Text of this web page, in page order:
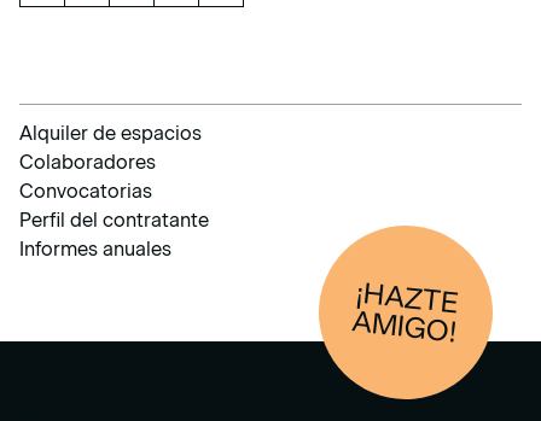
Alquiler de espacios
Colaboradores
Convocatorias
Perfil del contratante
Informes anuales
¡HAZTE
AM
IGO!